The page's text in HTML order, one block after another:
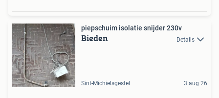
piepschuim isolatie snijder 230v
Bieden Details
Sint-Michielsgestel 3 aug 26